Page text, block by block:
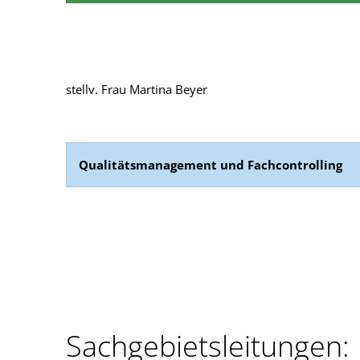
stellv. Frau Martina Beyer
Qualitätsmanagement und Fachcontrolling
Sachgebietsleitungen: